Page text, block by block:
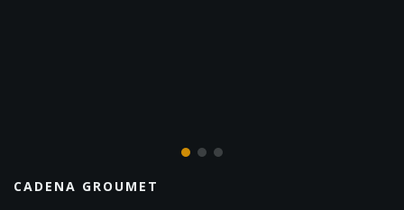
CADENA GROUMET